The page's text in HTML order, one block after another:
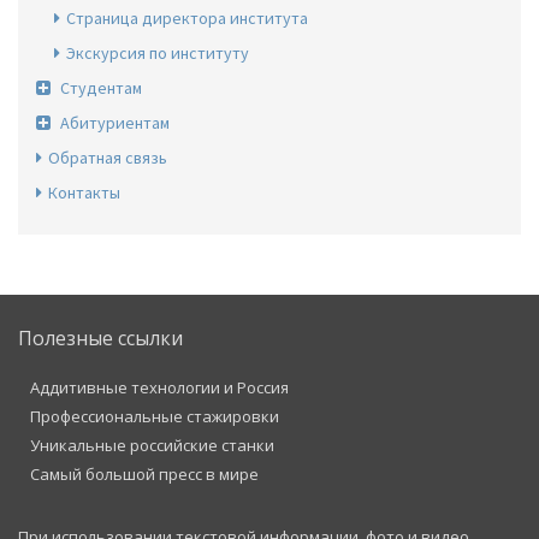
Страница директора института
Экскурсия по институту
Студентам
Абитуриентам
Обратная связь
Контакты
Полезные ссылки
Аддитивные технологии и Россия
Профессиональные стажировки
Уникальные российские станки
Самый большой пресс в мире